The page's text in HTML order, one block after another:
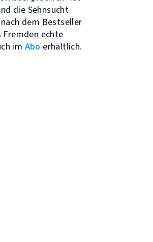
die Sehnsucht
dem Bestseller
echte
im Abo erhältlich.